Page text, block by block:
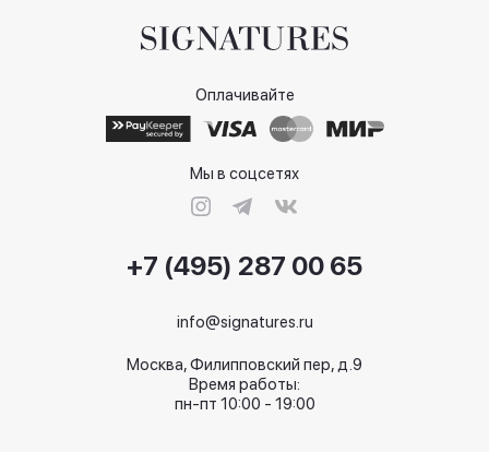
Оплачивайте
Мы в соцсетях
+7 (495) 287 00 65
info@signatures.ru
Москва, Филипповский пер, д.9
Время работы:
пн-пт 10:00 - 19:00